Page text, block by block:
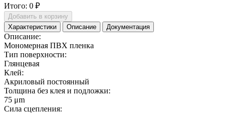
Итого: 0 ₽
Добавить в корзину
Характеристики
Описание Документация
Описание:
Мономерная ПВХ пленка
Тип поверхности:
Глянцевая
Клей:
Акриловый постоянный
Толщина без клея и подложки:
75 μm
Сила сцепления: